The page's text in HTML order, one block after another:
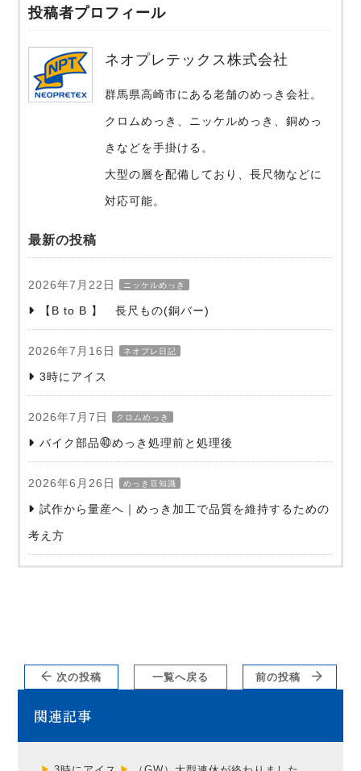
投稿者プロフィール
ネオプレテックス株式会社
群馬県高崎市にある老舗のめっき会社。
クロムめっき、ニッケルめっき、銅めっ
きなどを手掛ける。
大型の層を配備しており、長尺物などに
対応可能。
最新の投稿
2026年7月22日 ニッケルめっき
【B to B 】 長尺もの(銅バー)
2026年7月16日 ネオプレ日記
3時にアイス
2026年7月7日 クロムめっき
バイク部品㊵めっき処理前と処理後
2026年6月26日 めっき豆知識
試作から量産へ｜めっき加工で品質を維持するための
考え方
次の投稿 一覧へ戻る 前の投稿
関連記事